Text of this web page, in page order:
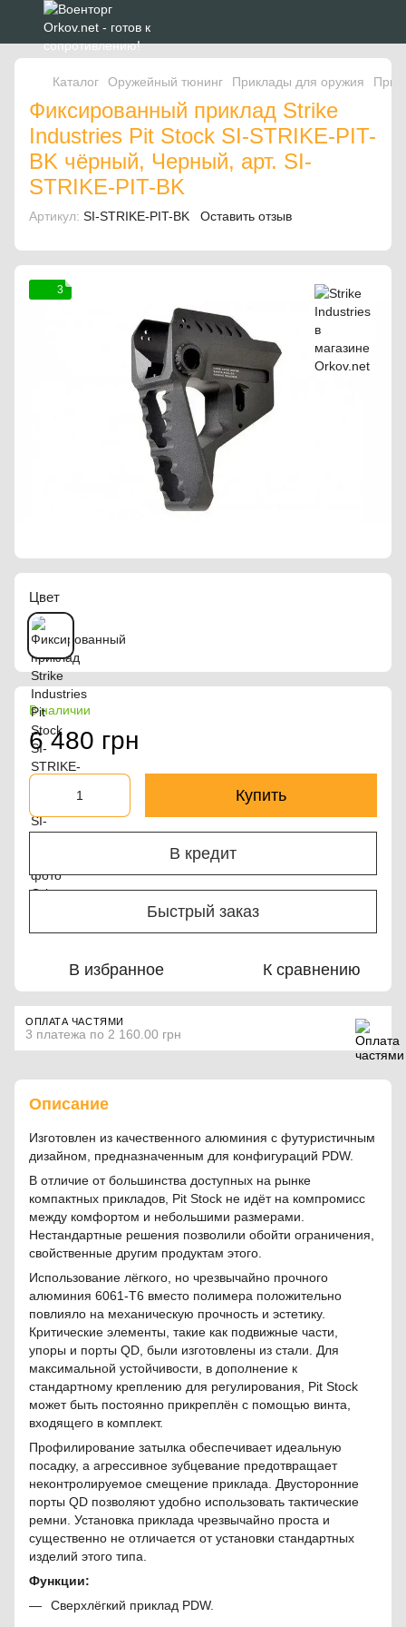
Каталог Оружейный тюнинг Приклады для оружия
Фиксированный приклад Strike
Industries Pit Stock SI-STRIKE-PIT-
BK чёрный, Черный, арт. SI-
STRIKE-PIT-BK
Артикул: SI-STRIKE-PIT-BK Оставить отзыв
3
Цвет
В наличии
6 480 грн
Купить
В кредит
Быстрый заказ
В избранное К сравнению
ОПЛАТА ЧАСТЯМИ
3 платежа по 2 160.00 грн
Описание
Изготовлен из качественного алюминия с футуристичным
дизайном, предназначенным для конфигураций PDW.
В отличие от большинства доступных на рынке
компактных прикладов, Pit Stock не идёт на компромисс
между комфортом и небольшими размерами.
Нестандартные решения позволили обойти ограничения,
свойственные другим продуктам этого.
Использование лёгкого, но чрезвычайно прочного
алюминия 6061-T6 вместо полимера положительно
повлияло на механическую прочность и эстетику.
Критические элементы, такие как подвижные части,
упоры и порты QD, были изготовлены из стали. Для
максимальной устойчивости, в дополнение к
стандартному креплению для регулирования, Pit Stock
может быть постоянно прикреплён с помощью винта,
входящего в комплект.
Профилирование затылка обеспечивает идеальную
посадку, а агрессивное зубцевание предотвращает
неконтролируемое смещение приклада. Двусторонние
порты QD позволяют удобно использовать тактические
ремни. Установка приклада чрезвычайно проста и
существенно не отличается от установки стандартных
изделий этого типа.
Функции:
Сверхлёгкий приклад PDW.